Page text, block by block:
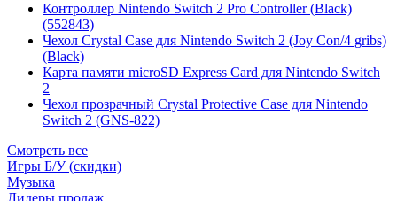
Контроллер Nintendo Switch 2 Pro Controller (Black)
(552843)
Чехол Сrystal Сase для Nintendo Switch 2 (Joy Con/4 gribs)
(Black)
Карта памяти microSD Express Card для Nintendo Switch
2
Чехол прозрачный Crystal Protective Case для Nintendo
Switch 2 (GNS-822)
Смотреть все
Игры Б/У (скидки)
Музыка
Лидеры продаж